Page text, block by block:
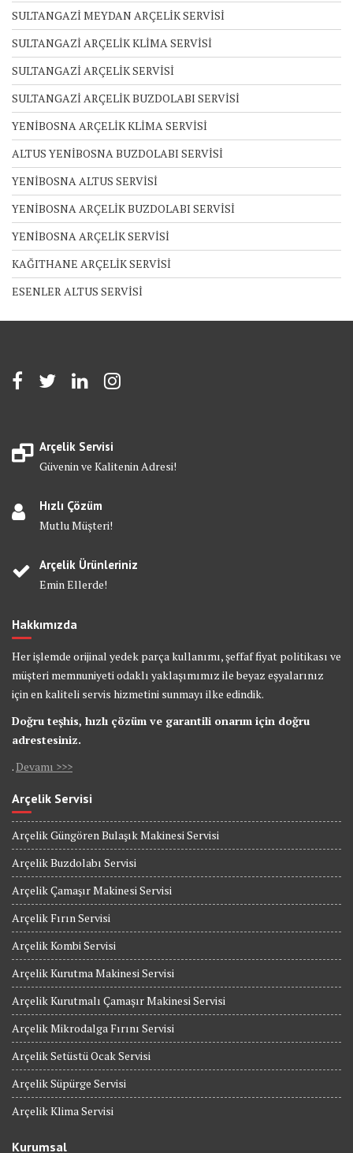
SULTANGAZİ MEYDAN ARÇELİK SERVİSİ
SULTANGAZİ ARÇELİK KLİMA SERVİSİ
SULTANGAZİ ARÇELİK SERVİSİ
SULTANGAZİ ARÇELİK BUZDOLABI SERVİSİ
YENİBOSNA ARÇELİK KLİMA SERVİSİ
ALTUS YENİBOSNA BUZDOLABI SERVİSİ
YENİBOSNA ALTUS SERVİSİ
YENİBOSNA ARÇELİK BUZDOLABI SERVİSİ
YENİBOSNA ARÇELİK SERVİSİ
KAĞITHANE ARÇELİK SERVİSİ
ESENLER ALTUS SERVİSİ
Arçelik Servisi
Güvenin ve Kalitenin Adresi!
Hızlı Çözüm
Mutlu Müşteri!
Arçelik Ürünleriniz
Emin Ellerde!
Hakkımızda
Her işlemde orijinal yedek parça kullanımı, şeffaf fiyat politikası ve
müşteri memnuniyeti odaklı yaklaşımımız ile beyaz eşyalarınız
için en kaliteli servis hizmetini sunmayı ilke edindik.
Doğru teşhis, hızlı çözüm ve garantili onarım için doğru
adrestesiniz.
. Devamı >>>
Arçelik Servisi
Arçelik Güngören Bulaşık Makinesi Servisi
Arçelik Buzdolabı Servisi
Arçelik Çamaşır Makinesi Servisi
Arçelik Fırın Servisi
Arçelik Kombi Servisi
Arçelik Kurutma Makinesi Servisi
Arçelik Kurutmalı Çamaşır Makinesi Servisi
Arçelik Mikrodalga Fırını Servisi
Arçelik Setüstü Ocak Servisi
Arçelik Süpürge Servisi
Arçelik Klima Servisi
Kurumsal